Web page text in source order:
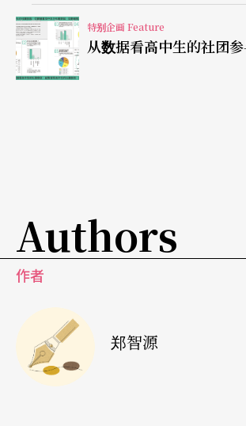
关于校内的其他社团。例如校内有哪
什么是所谓的「大社」、他们会有什
例、对于这些团体的感觉是什么？经
集，将定调一个学期的活动取舍在哪
人数不足，又刚好多数都想以读书为
在此时的讨论中内心有底，规划界限
这样的讨论，在学期中会再扩及对于
特别企画 Feature
从数据看高中生的社团
Authors
作者
郑智源